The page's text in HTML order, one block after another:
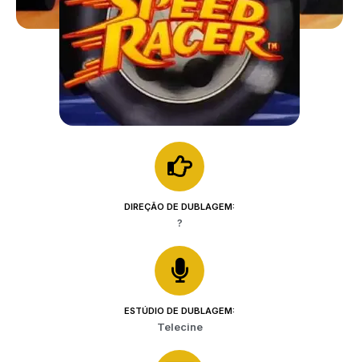
DIREÇÃO DE DUBLAGEM:
?
ESTÚDIO DE DUBLAGEM:
Telecine